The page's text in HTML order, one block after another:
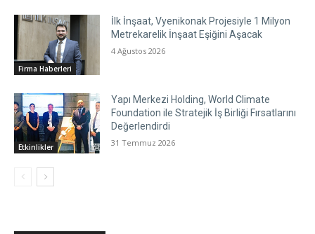
Firma Haberleri
İlk İnşaat, Vyenikonak Projesiyle 1 Milyon
Metrekarelik İnşaat Eşiğini Aşacak
4 Ağustos 2026
Etkinlikler
Yapı Merkezi Holding, World Climate
Foundation ile Stratejik İş Birliği Fırsatlarını
Değerlendirdi
31 Temmuz 2026